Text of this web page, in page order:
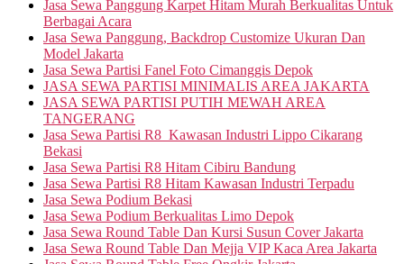
Jasa Sewa Panggung Karpet Hitam Murah Berkualitas Untuk
Berbagai Acara
Jasa Sewa Panggung, Backdrop Customize Ukuran Dan
Model Jakarta
Jasa Sewa Partisi Fanel Foto Cimanggis Depok
JASA SEWA PARTISI MINIMALIS AREA JAKARTA
JASA SEWA PARTISI PUTIH MEWAH AREA
TANGERANG
Jasa Sewa Partisi R8 Kawasan Industri Lippo Cikarang
Bekasi
Jasa Sewa Partisi R8 Hitam Cibiru Bandung
Jasa Sewa Partisi R8 Hitam Kawasan Industri Terpadu
Jasa Sewa Podium Bekasi
Jasa Sewa Podium Berkualitas Limo Depok
Jasa Sewa Round Table Dan Kursi Susun Cover Jakarta
Jasa Sewa Round Table Dan Mejja VIP Kaca Area Jakarta